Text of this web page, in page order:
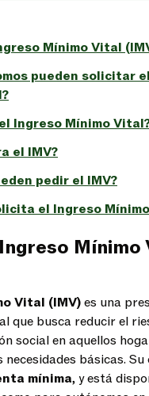
Mínimo Vital
pueden solicitar
Ingreso Mínimo
el IMV?
pedir el IMV?
el Ingreso
Mínimo
Vital (IMV)es una
que busca reducir el
social en aquellos
básicas. Su
mínima, y está